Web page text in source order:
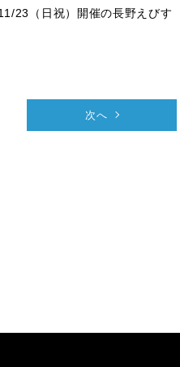
23（日祝）開催の長野えびす
次へ